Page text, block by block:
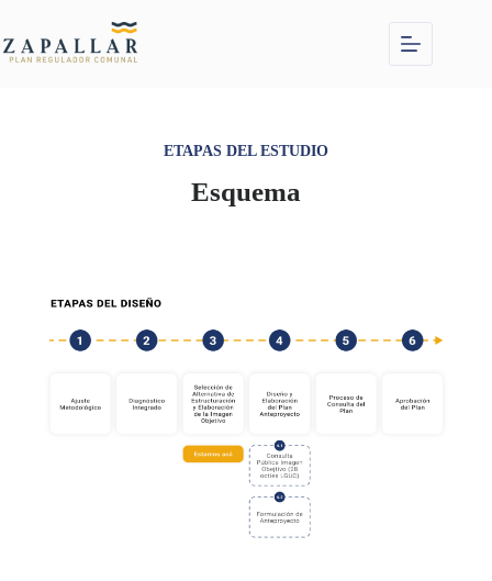
ETAPAS DEL ESTUDIO
Esquema